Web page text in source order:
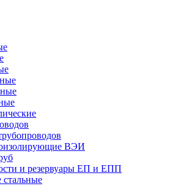
ВЭИ
и резервуары ЕП и ЕПП